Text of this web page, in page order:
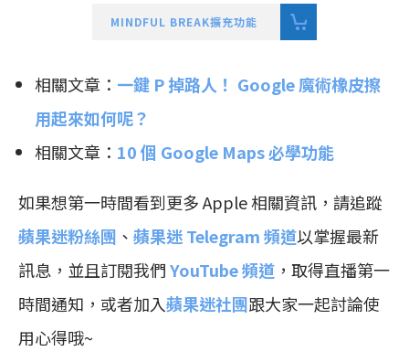
MINDFUL BREAK擴充功能
相關文章： 一鍵 P 掉路人！ Google 魔術橡皮擦
用起來如何呢？
相關文章： 10 個 Google Maps 必學功能
如果想第一時間看到更多 Apple 相關資訊，請追蹤
蘋果迷粉絲團 、 蘋果迷 Telegram 頻道以掌握最新
訊息，並且訂閱我們YouTube 頻道 ，取得直播第一
時間通知，或者加入蘋果迷社團跟大家一起討論使
用心得哦~